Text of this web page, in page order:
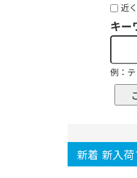
近
キー
例：
新着 新入